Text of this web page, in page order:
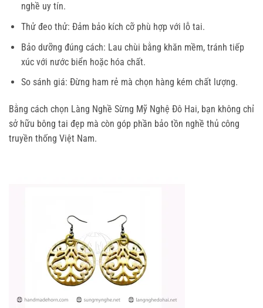
nghề uy tín.
Thử đeo thử: Đảm bảo kích cỡ phù hợp với lỗ tai.
Bảo dưỡng đúng cách: Lau chùi bằng khăn mềm, tránh tiếp
xúc với nước biển hoặc hóa chất.
So sánh giá: Đừng ham rẻ mà chọn hàng kém chất lượng.
Bằng cách chọn Làng Nghề Sừng Mỹ Nghệ Đô Hai, bạn không chỉ
sở hữu bông tai đẹp mà còn góp phần bảo tồn nghề thủ công
truyền thống Việt Nam.